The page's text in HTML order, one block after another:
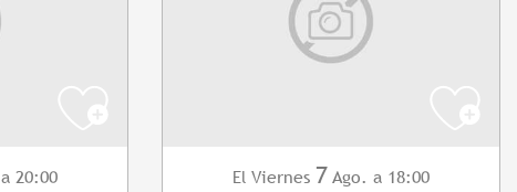
a 20:00 El Viernes 7 Ago. a 18:00